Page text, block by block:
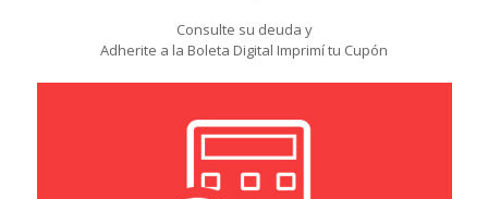
Consulte su deuda y
Adherite a la Boleta Digital Imprimí tu Cupón